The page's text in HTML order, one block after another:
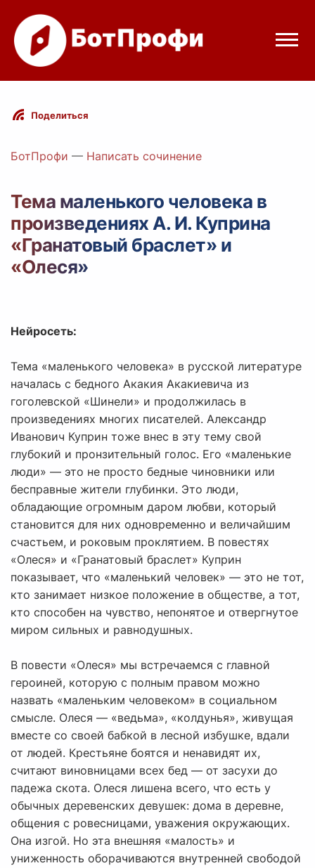
Режимы бота
Цены
Вход с Telegram
Поделиться
БотПрофи — Написать сочинение
Тема маленького человека в
произведениях А. И. Куприна
«Гранатовый браслет» и
«Олеся»
Нейросеть:
Тема «маленького человека» в русской литературе
началась с бедного Акакия Акакиевича из
гоголевской «Шинели» и продолжилась в
произведениях многих писателей. Александр
Иванович Куприн тоже внес в эту тему свой
глубокий и пронзительный голос. Его «маленькие
люди» — это не просто бедные чиновники или
бесправные жители глубинки. Это люди,
обладающие огромным даром любви, который
становится для них одновременно и величайшим
счастьем, и роковым проклятием. В повестях
«Олеся» и «Гранатовый браслет» Куприн
показывает, что «маленький человек» — это не тот,
кто занимает низкое положение в обществе, а тот,
кто способен на чувство, непонятое и отвергнутое
миром сильных и равнодушных.
В повести «Олеся» мы встречаемся с главной
героиней, которую с полным правом можно
назвать «маленьким человеком» в социальном
смысле. Олеся — «ведьма», «колдунья», живущая
вместе со своей бабкой в лесной избушке, вдали
от людей. Крестьяне боятся и ненавидят их,
считают виновницами всех бед — от засухи до
падежа скота. Олеся лишена всего, что есть у
обычных деревенских девушек: дома в деревне,
общения с ровесницами, уважения окружающих.
Она изгой. Но эта внешняя «малость» и
униженность оборачиваются внутренней свободой